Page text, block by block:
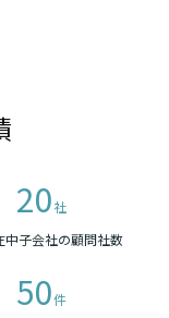
20社
中子会社の顧問社数
50件